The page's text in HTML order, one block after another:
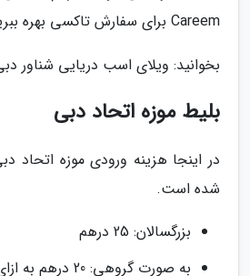
Careem برای سفارش تاکسی بهره ببرید.
بخوانید: ویلای اسب دریایی شناور
بلیط موزه اتحاد دبی
در اینجا هزینه ورودی موزه اتحاد
شده است.
بزرگسالان: 25 درهم
به صورت گروهی: 20 درهم به ازای هر نفر